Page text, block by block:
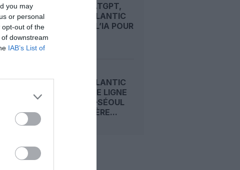
you may
or personal
opt-out of the
downstream
IAB’s List of
AVEC CHATGPT,
VIRGIN ATLANTIC
MISE SUR L’IA POUR
VIRGIN ATLANTIC
OUVRE UNE LIGNE
LONDRES–SÉOUL
ET ACCÉLÈRE...